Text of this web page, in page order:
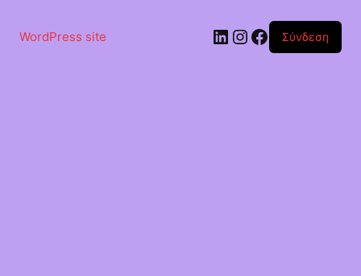
περιεχόμενο
WordPress site Linkedin
Instagram
Facebook
Σύνδεση